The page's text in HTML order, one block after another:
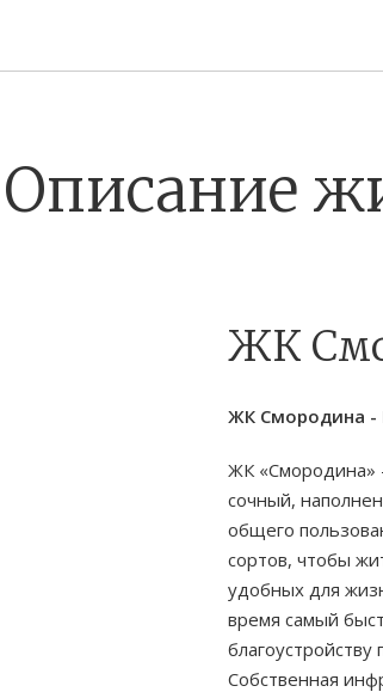
Описание
ЖК
ЖК Смородина -
ЖК «Смородина»
сочный,
общего
сортов, чтобы
удобных для
время самый
Собственная